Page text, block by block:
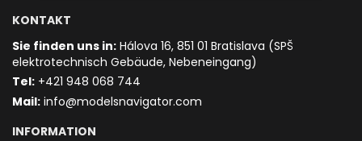
KONTAKT
Sie finden uns in: Hálova 16, 851 01 Bratislava (SPŠ
elektrotechnisch Gebäude, Nebeneingang)
Tel: +421 948 068 744
Mail: info@modelsnavigator.com
INFORMATION